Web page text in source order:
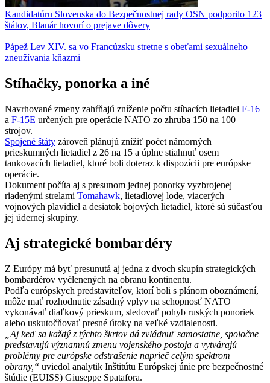
Kandidatúru Slovenska do Bezpečnostnej rady OSN podporilo 123
štátov, Blanár hovorí o prejave dôvery
Pápež Lev XIV. sa vo Francúzsku stretne s obeťami sexuálneho
zneužívania kňazmi
Stíhačky, ponorka a iné
Navrhované zmeny zahŕňajú zníženie počtu stíhacích lietadiel F-16
a F-15E určených pre operácie NATO zo zhruba 150 na 100
strojov.
Spojené štáty zároveň plánujú znížiť počet námorných
prieskumných lietadiel z 26 na 15 a úplne stiahnuť osem
tankovacích lietadiel, ktoré boli doteraz k dispozícii pre európske
operácie.
Dokument počíta aj s presunom jednej ponorky vyzbrojenej
riadenými strelami Tomahawk, lietadlovej lode, viacerých
vojnových plavidiel a desiatok bojových lietadiel, ktoré sú súčasťou
jej údernej skupiny.
Aj strategické bombardéry
Z Európy má byť presunutá aj jedna z dvoch skupín strategických
bombardérov vyčlenených na obranu kontinentu.
Podľa európskych predstaviteľov, ktorí boli s plánom oboznámení,
môže mať rozhodnutie zásadný vplyv na schopnosť NATO
vykonávať diaľkový prieskum, sledovať pohyb ruských ponoriek
alebo uskutočňovať presné útoky na veľké vzdialenosti.
„Aj keď sa každý z týchto škrtov dá zvládnuť samostatne, spoločne
predstavujú významnú zmenu vojenského postoja a vytvárajú
problémy pre európske odstrašenie naprieč celým spektrom
obrany,“ uviedol analytik Inštitútu Európskej únie pre bezpečnostné
štúdie (EUISS) Giuseppe Spatafora.